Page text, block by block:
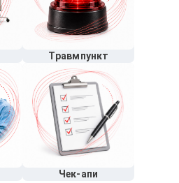
Травмпункт
Чек-апи